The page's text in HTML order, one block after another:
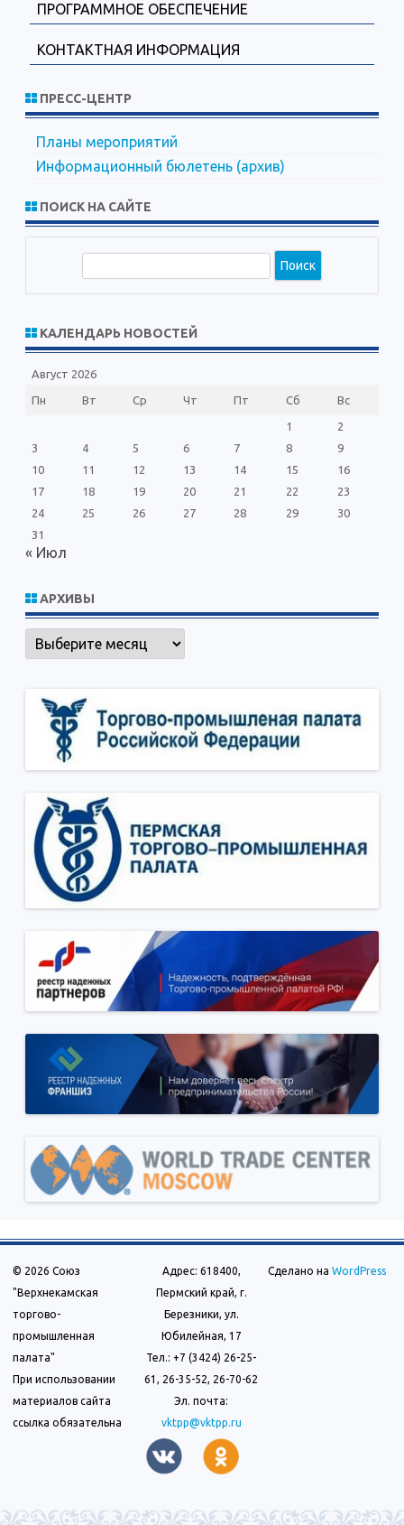
ПРОГРАММНОЕ ОБЕСПЕЧЕНИЕ
КОНТАКТНАЯ ИНФОРМАЦИЯ
ПРЕСС-ЦЕНТР
Планы мероприятий
Информационный бюлетень (архив)
ПОИСК НА САЙТЕ
с
к
КАЛЕНДАРЬ НОВОСТЕЙ
Август 2026
Пн Вт Ср Чт Пт Сб Вс
1
2
3
4 5 6 7 8
9
10
11 12 13 14 15
16
17
18 19 20 21 22
23
24
25 26 27 28 29
30
31
« Июл
АРХИВЫ
Архивы
© 2026 Союз
"Верхнекамская
торгово-
промышленная
палата"
При использовании
материалов сайта
ссылка обязательна
Адрес: 618400,
Пермский край, г.
Березники, ул.
Юбилейная, 17
Тел.: +7 (3424) 26-25-
61, 26-35-52, 26-70-62
Эл. почта:
vktpp@vktpp.ru
Сделано на WordPress